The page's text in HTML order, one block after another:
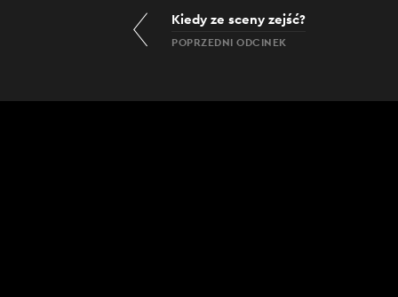
Kiedy ze sceny zejść?
POPRZEDNI ODCINEK